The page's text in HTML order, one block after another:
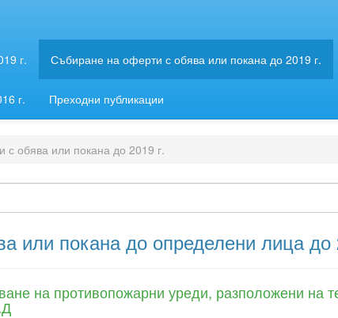
г. Събиране на оферти с обява или покана до 2019 г.
г. Преходни публикации
обява или покана до 2019 г.
или покана до определени лица до
на противопожарни уреди, разположени на